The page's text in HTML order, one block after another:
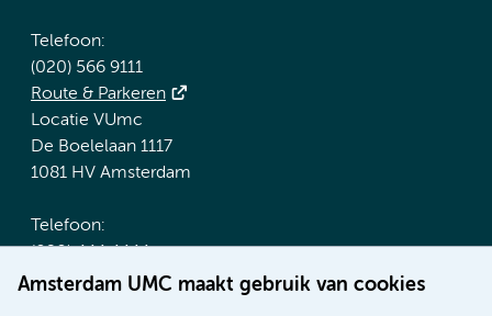
Amsterdam UMC maakt gebruik van cookies
Telefoon:
(020) 566 9111
Route & Parkeren
Locatie VUmc
De Boelelaan 1117
1081 HV Amsterdam
Telefoon:
(020) 444 4444
Route & Parkeren